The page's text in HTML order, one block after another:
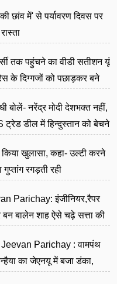
छांव में' से पर्यावरण दिवस पर
तक पहुंचने का वीडी सतीशन यूं
के दिग्गजों को पछाड़कर बने
बोलें- नरेंद्र मोदी देशभक्त नहीं,
ट्रेड डील में हिन्दुस्तान को बेचने
खुलासा, कहा- उल्टी करने
रगड़ती रही
Parichay: इंजीनियर,रैपर
बालेन शाह ऐसे चढ़े सत्ता की
Parichay : वामपंथ
का जेएनयू में बजा डंका,